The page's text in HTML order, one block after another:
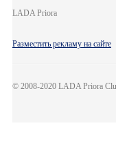
LADA Priora
Разместить рекламу на сайте
© 2008-2020 LADA Priora